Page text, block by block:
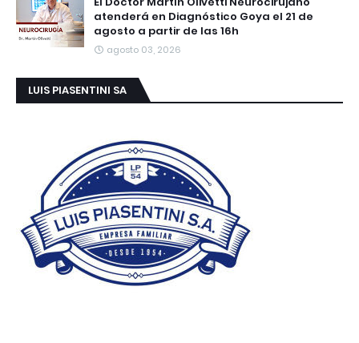
atenderá en Diagnóstico Goya el 21 de
agosto a partir de las 16h
agosto 03, 2026
LUIS PIASENTINI SA